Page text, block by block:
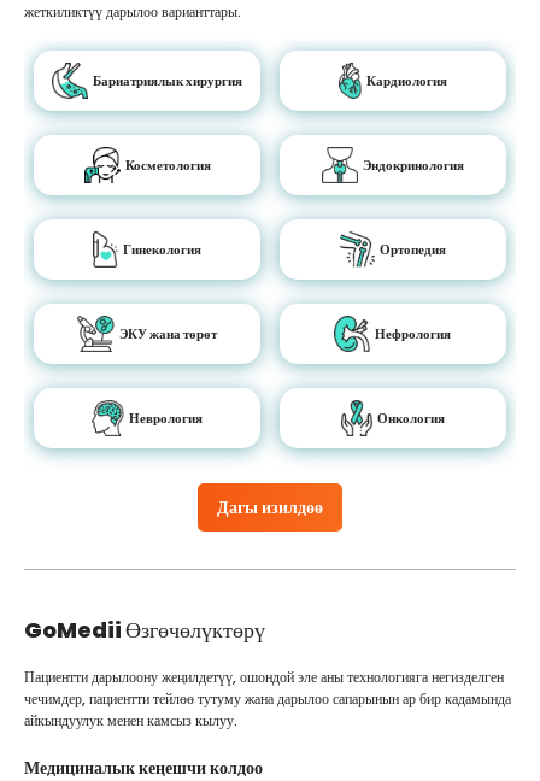
Дагы изилдөө
жеткиликтүү дарылоо варианттары.
Бариатриялык хирургия Кардиология
Косметология Эндокринология
Гинекология Ортопедия
ЭКУ жана төрөт Нефрология
Неврология Онкология
GoMediiӨзгөчөлүктөрү
Пациентти дарылоону жеңилдетүү, ошондой эле аны технологияга негизделген
чечимдер, пациентти тейлөө тутуму жана дарылоо сапарынын ар бир кадамында
айкындуулук менен камсыз кылуу.
Медициналык кеңешчи колдоо